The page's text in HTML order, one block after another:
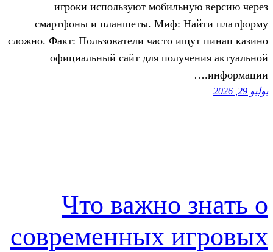
игроки используют
смартфоны и планшеты. Миф:
сложно. Факт: Пользователи часто
официальный сайт для
Что важно
современных